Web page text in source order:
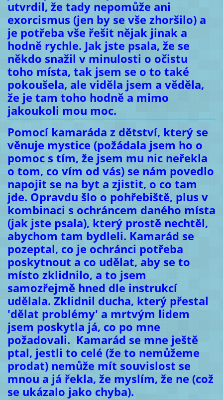
utvrdil, že tady nepomůže ani
exorcismus (jen by se vše zhoršilo) a
je potřeba vše řešit nějak jinak a
hodně rychle. Jak jste psala, že se
někdo snažil v minulosti o očistu
toho místa, tak jsem se o to také
pokoušela, ale viděla jsem a věděla,
že je tam toho hodně a mimo
jakoukoli mou moc.
Pomocí kamaráda z dětství, který se
věnuje mystice (požádala jsem ho o
pomoc s tím, že jsem mu nic neřekla
o tom, co vím od vás) se nám povedlo
napojit se na byt a zjistit, o co tam
jde. Opravdu šlo o pohřebiště, plus v
kombinaci s ochráncem daného místa
(jak jste psala), který prostě nechtěl,
abychom tam bydleli. Kamarád se
pozeptal, co je ochránci potřeba
poskytnout a co udělat, aby se to
místo zklidnilo, a to jsem
samozřejmě hned dle instrukcí
udělala. Zklidnil ducha, který přestal
'dělat problémy' a mrtvým lidem
jsem poskytla já, co po mne
požadovali. Kamarád se mne ještě
ptal, jestli to celé (že to nemůžeme
prodat) nemůže mít souvislost se
mnou a já řekla, že myslím, že ne (což
se ukázalo jako chyba).